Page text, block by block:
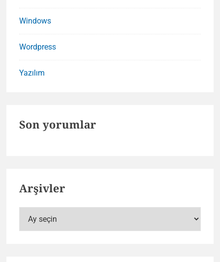
Windows
Wordpress
Yazılım
Son yorumlar
Arşivler